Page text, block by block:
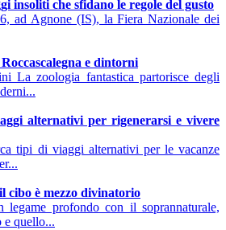
insoliti che sfidano le regole del gusto
ad Agnone (IS), la Fiera Nazionale dei
e dintorni
La zoologia fantastica partorisce degli
alternativi per rigenerarsi e vivere
tipi di viaggi alternativi per le vacanze
cibo è mezzo divinatorio
profondo con il soprannaturale,
e quello...